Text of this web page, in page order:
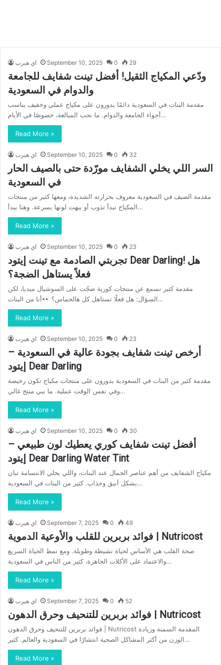
اي هيرب September 10, 2025 0 29
ودّعي المكياج الثقيل! أفضل تينت شفايف للجامعة
والدوام في السعودية
مقدمة البنات في السعودية دائمًا يدورون على مكياج عملي وخفيف يناسب
أجواء الجامعة والدوام. ما نحب المبالغة، خصوصًا في الأيام…
Read More »
اي هيرب September 10, 2025 0 32
السر اللي يخلي الشفايف مورّدة حتى بالصيف الحار
في السعودية
مقدمة الصيف في السعودية معروف بحرارته الشديدة، ومعها كثير من منتجات
المكياج تبدأ تذوب أو يبهت لونها بسرعة. وهنا يبدأ…
Read More »
اي هيرب September 10, 2025 0 23
تجربتي الصادمة مع تينت إيتود Dear Darling! هل
فعلاً يستاهل الضجة؟
مقدمة كثير نسمع عن منتجات كورية ضجّت على السوشيال ميديا، لكن
السؤال: هل فعلًا تستاهل كل هالحماس؟أنا من البنات…
Read More »
اي هيرب September 10, 2025 0 23
أرخص تينت شفايف بجودة عالية في السعودية –
إيتود Dear Darling
مقدمة كثير من البنات في السعودية يدورون على منتجات مكياج تكون رخيصة
وفي نفس الوقت عملية. ما نبي منتج غالي…
Read More »
اي هيرب September 10, 2025 0 30
أفضل تينت شفايف كوري يعطيك لون طبيعي –
إيتود Dear Darling Water Tint
مكياج الشفايف من أهم عناصر الجمال عند البنات، واللي يخلي الابتسامة تبان
بشكل أنيق وجذاب. كثير من البنات في السعودية…
Read More »
اي هيرب September 7, 2025 0 49
فوائد بربرين للقلب والأوعية الدموية | Nutricost
صحة القلب هي الأساس لحياة نشيطة وطويلة. ومع نمط الحياة السريع
والاعتماد على الأكلات الجاهزة، كثير من الناس في السعودية…
Read More »
اي هيرب September 7, 2025 0 52
فوائد بربرين للتنحيف وحرق الدهون | Nutricost
فوائد بربرين للتنحيف وحرق الدهون | Nutricost المقدمة السمنة وزيادة
الوزن من أكثر المشاكل الصحية انتشارًا في السعودية والعالم. كثير…
Read More »